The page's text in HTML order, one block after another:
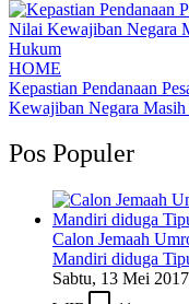
HOME
Kepastian Pendanaan
Kewajiban Negara
Pos Populer
Calon Jemaah
Mandiri diduga
Sabtu, 13 Mei